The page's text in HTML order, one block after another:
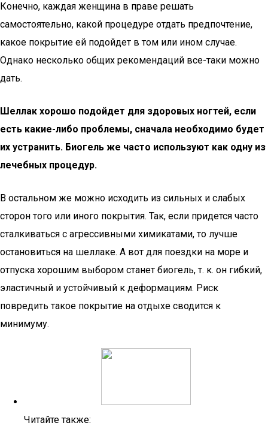
Конечно, каждая женщина в праве решать
самостоятельно, какой процедуре отдать предпочтение,
какое покрытие ей подойдет в том или ином случае.
Однако несколько общих рекомендаций все-таки можно
дать.
Шеллак хорошо подойдет для здоровых ногтей, если
есть какие-либо проблемы, сначала необходимо будет
их устранить. Биогель же часто используют как одну из
лечебных процедур.
В остальном же можно исходить из сильных и слабых
сторон того или иного покрытия. Так, если придется часто
сталкиваться с агрессивными химикатами, то лучше
остановиться на шеллаке. А вот для поездки на море и
отпуска хорошим выбором станет биогель, т. к. он гибкий,
эластичный и устойчивый к деформациям. Риск
повредить такое покрытие на отдыхе сводится к
минимуму.
Читайте также: